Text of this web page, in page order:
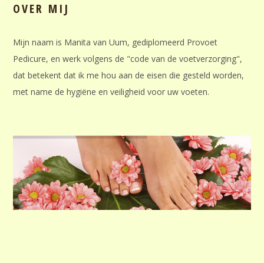
OVER MIJ
Mijn naam is Manita van Uum, gediplomeerd Provoet
Pedicure, en werk volgens de "code van de voetverzorging",
dat betekent dat ik me hou aan de eisen die gesteld worden,
met name de hygiëne en veiligheid voor uw voeten.